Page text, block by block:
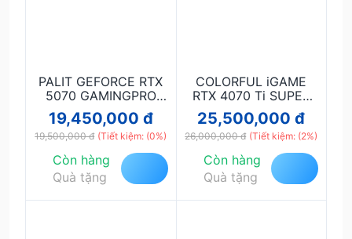
PALIT GEFORCE RTX
5070 GAMINGPRO
12GB
19,450,000 đ
19,500,000 đ (Tiết kiệm: (0%)
Còn hàng
Quà tặng
COLORFUL iGAME
RTX 4070 Ti SUPER
ULTRA W OC 16GB-V
25,500,000 đ
26,000,000 đ (Tiết kiệm: (2%)
Còn hàng
Quà tặng